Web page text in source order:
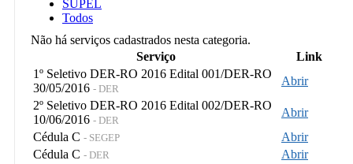
SUPEL
Todos
Não há serviços cadastrados nesta categoria.
Serviço
Link
1º Seletivo DER-RO 2016 Edital 001/DER-RO
30/05/2016 - DER
Abrir
2º Seletivo DER-RO 2016 Edital 002/DER-RO
10/06/2016 - DER
Abrir
Cédula C - SEGEP
Abrir
Cédula C - DER
Abrir